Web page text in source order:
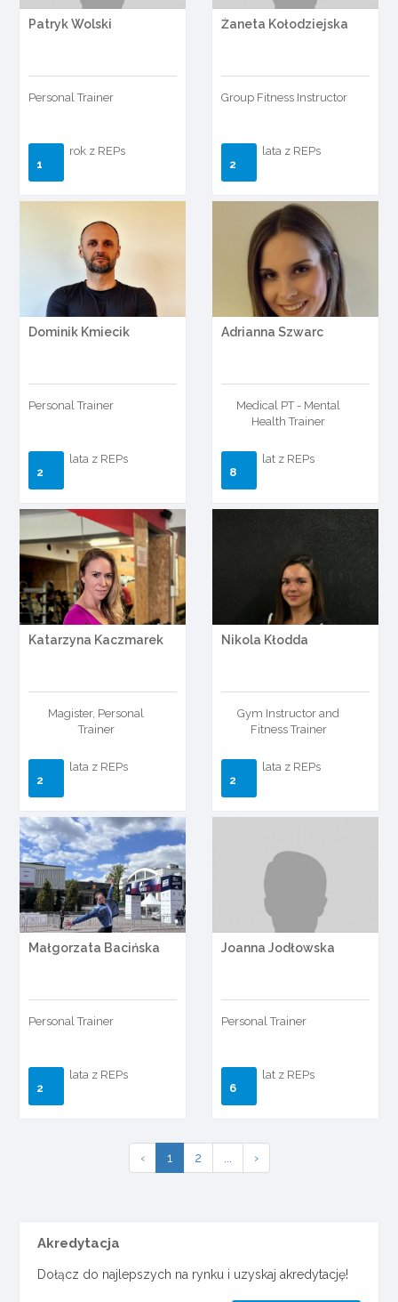
Patryk Wolski
Personal Trainer
1
rok z REPs
Żaneta Kołodziejska
Group Fitness Instructor
2
lata z REPs
Dominik Kmiecik
Personal Trainer
2
lata z REPs
Adrianna Szwarc
Medical PT - Mental
Health Trainer
8
lat z REPs
Katarzyna Kaczmarek
Magister, Personal
Trainer
2
lata z REPs
Nikola Kłodda
Gym Instructor and
Fitness Trainer
2
lata z REPs
Małgorzata Bacińska
Personal Trainer
2
lata z REPs
Joanna Jodłowska
Personal Trainer
6
lat z REPs
‹ 1 2 ›
Akredytacja
Dołącz do najlepszych na rynku i uzyskaj akredytację!